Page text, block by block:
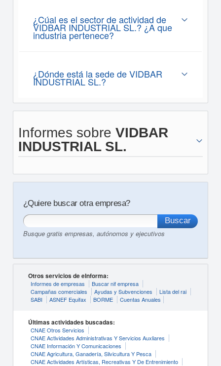
¿Cúal es el sector de actividad de
VIDBAR INDUSTRIAL SL.? ¿A que
industria pertenece?
¿Dónde está la sede de VIDBAR
INDUSTRIAL SL.?
Informes sobre VIDBAR
INDUSTRIAL SL.
¿Quiere buscar otra empresa?
Busque gratis empresas, autónomos y ejecutivos
Otros servicios de eInforma:
Informes de empresas
Buscar nif empresa
Campañas comerciales
Ayudas y Subvenciones
Lista del rai
SABI
ASNEF Equifax BORME Cuentas Anuales
Últimas actividades buscadas:
CNAE Otros Servicios
CNAE Actividades Administrativas Y Servicios Auxliares
CNAE Información Y Comunicaciones
CNAE Agricultura, Ganadería, Silvicultura Y Pesca
CNAE Actividades Artísticas, Recreativas Y De Entrenimiento